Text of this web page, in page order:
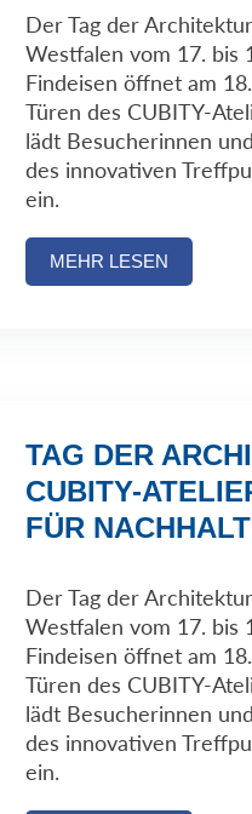
Der Tag der
Westfalen vom 17. bis
Findeisen öffnet am
Türen des CUBITY-
lädt Besucherinnen
des innovativen
ein.
MEHR LESEN
TAG DER
CUBITY-
FÜR
Der Tag der
Westfalen vom 17. bis
Findeisen öffnet am
Türen des CUBITY-
lädt Besucherinnen
des innovativen
ein.